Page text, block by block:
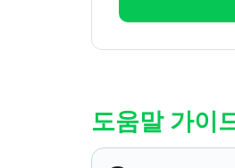
도움말 가이